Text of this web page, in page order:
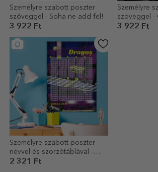
Személyre szabott poszter
szöveggel - Soha ne add fel!
3 922 Ft
Személyre
szöveggel -
3 922 Ft
Személyre szabott poszter
névvel és szorzótáblával -
Versenyzés
2 321 Ft